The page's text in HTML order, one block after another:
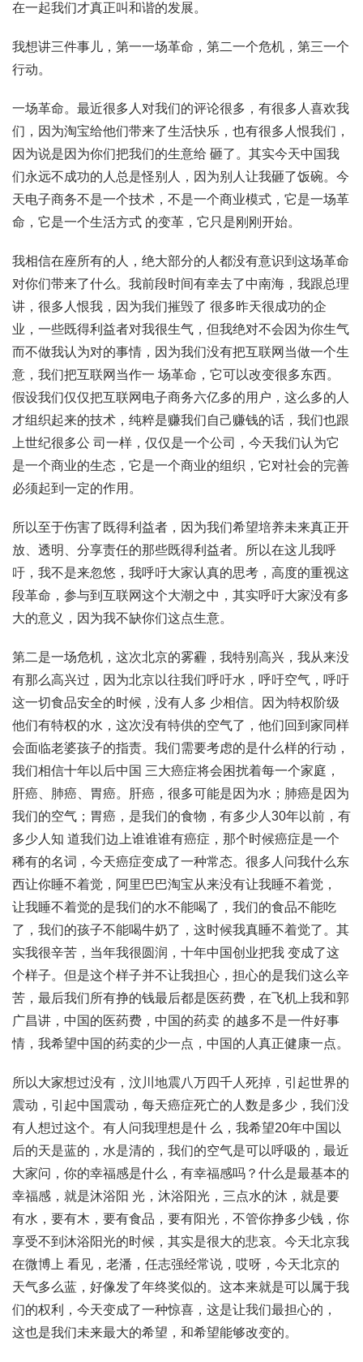
在一起我们才真正叫和谐的发展。
我想讲三件事儿，第一一场革命，第二一个危机，第三一个
行动。
一场革命。最近很多人对我们的评论很多，有很多人喜欢我
们，因为淘宝给他们带来了生活快乐，也有很多人恨我们，
因为说是因为你们把我们的生意给 砸了。其实今天中国我
们永远不成功的人总是怪别人，因为别人让我砸了饭碗。今
天电子商务不是一个技术，不是一个商业模式，它是一场革
命，它是一个生活方式 的变革，它只是刚刚开始。
我相信在座所有的人，绝大部分的人都没有意识到这场革命
对你们带来了什么。我前段时间有幸去了中南海，我跟总理
讲，很多人恨我，因为我们摧毁了 很多昨天很成功的企
业，一些既得利益者对我很生气，但我绝对不会因为你生气
而不做我认为对的事情，因为我们没有把互联网当做一个生
意，我们把互联网当作一 场革命，它可以改变很多东西。
假设我们仅仅把互联网电子商务六亿多的用户，这么多的人
才组织起来的技术，纯粹是赚我们自己赚钱的话，我们也跟
上世纪很多公 司一样，仅仅是一个公司，今天我们认为它
是一个商业的生态，它是一个商业的组织，它对社会的完善
必须起到一定的作用。
所以至于伤害了既得利益者，因为我们希望培养未来真正开
放、透明、分享责任的那些既得利益者。所以在这儿我呼
吁，我不是来忽悠，我呼吁大家认真的思考，高度的重视这
段革命，参与到互联网这个大潮之中，其实呼吁大家没有多
大的意义，因为我不缺你们这点生意。
第二是一场危机，这次北京的雾霾，我特别高兴，我从来没
有那么高兴过，因为北京以往我们呼吁水，呼吁空气，呼吁
这一切食品安全的时候，没有人多 少相信。因为特权阶级
他们有特权的水，这次没有特供的空气了，他们回到家同样
会面临老婆孩子的指责。我们需要考虑的是什么样的行动，
我们相信十年以后中国 三大癌症将会困扰着每一个家庭，
肝癌、肺癌、胃癌。肝癌，很多可能是因为水；肺癌是因为
我们的空气；胃癌，是我们的食物，有多少人30年以前，有
多少人知 道我们边上谁谁谁有癌症，那个时候癌症是一个
稀有的名词，今天癌症变成了一种常态。很多人问我什么东
西让你睡不着觉，阿里巴巴淘宝从来没有让我睡不着觉，
让我睡不着觉的是我们的水不能喝了，我们的食品不能吃
了，我们的孩子不能喝牛奶了，这时候我真睡不着觉了。其
实我很辛苦，当年我很圆润，十年中国创业把我 变成了这
个样子。但是这个样子并不让我担心，担心的是我们这么辛
苦，最后我们所有挣的钱最后都是医药费，在飞机上我和郭
广昌讲，中国的医药费，中国的药卖 的越多不是一件好事
情，我希望中国的药卖的少一点，中国的人真正健康一点。
所以大家想过没有，汶川地震八万四千人死掉，引起世界的
震动，引起中国震动，每天癌症死亡的人数是多少，我们没
有人想过这个。有人问我理想是什 么，我希望20年中国以
后的天是蓝的，水是清的，我们的空气是可以呼吸的，最近
大家问，你的幸福感是什么，有幸福感吗？什么是最基本的
幸福感，就是沐浴阳 光，沐浴阳光，三点水的沐，就是要
有水，要有木，要有食品，要有阳光，不管你挣多少钱，你
享受不到沐浴阳光的时候，其实是很大的悲哀。今天北京我
在微博上 看见，老潘，任志强经常说，哎呀，今天北京的
天气多么蓝，好像发了年终奖似的。这本来就是可以属于我
们的权利，今天变成了一种惊喜，这是让我们最担心的，
这也是我们未来最大的希望，和希望能够改变的。